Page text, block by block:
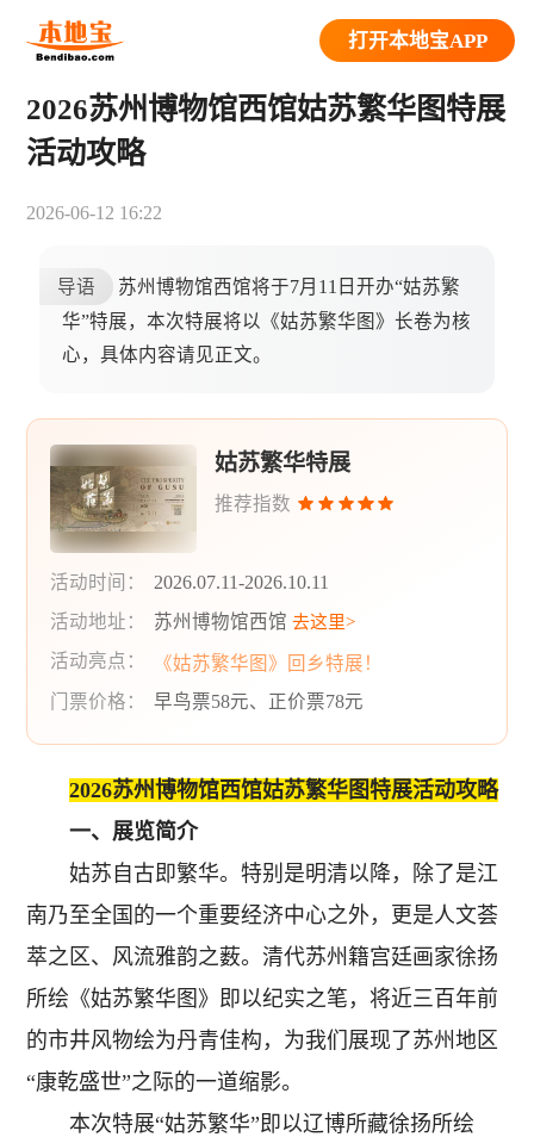
打开本地宝APP
2026苏州博物馆西馆姑苏繁华图特展
活动攻略
2026-06-12 16:22
导语
苏州博物馆西馆将于7月11日开办“姑苏繁
华”特展，本次特展将以《姑苏繁华图》长卷为核
心，具体内容请见正文。
姑苏繁华特展
推荐指数
活动时间：
2026.07.11-2026.10.11
活动地址：
苏州博物馆西馆 去这里>
活动亮点：
《姑苏繁华图》回乡特展！
门票价格：
早鸟票58元、正价票78元
2026苏州博物馆西馆姑苏繁华图特展活动攻略
一、展览简介
姑苏自古即繁华。特别是明清以降，除了是江
南乃至全国的一个重要经济中心之外，更是人文荟
萃之区、风流雅韵之薮。清代苏州籍宫廷画家徐扬
所绘《姑苏繁华图》即以纪实之笔，将近三百年前
的市井风物绘为丹青佳构，为我们展现了苏州地区
“康乾盛世”之际的一道缩影。
本次特展“姑苏繁华”即以辽博所藏徐扬所绘